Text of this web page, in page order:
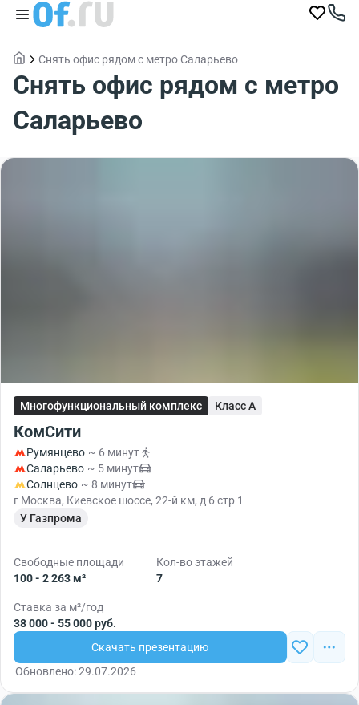
Снять офис рядом с метро Саларьево
Снять офис рядом с метро
Саларьево
Многофункциональный комплекс Класс A
КомСити
Румянцево ~ 6 минут
Саларьево ~ 5 минут
Солнцево ~ 8 минут
г Москва, Киевское шоссе, 22-й км, д 6 стр 1
У Газпрома
Свободные площади
100 - 2 263 м²
Кол-во этажей
7
Ставка за м²/год
38 000 - 55 000 руб.
Скачать презентацию
Обновлено: 29.07.2026